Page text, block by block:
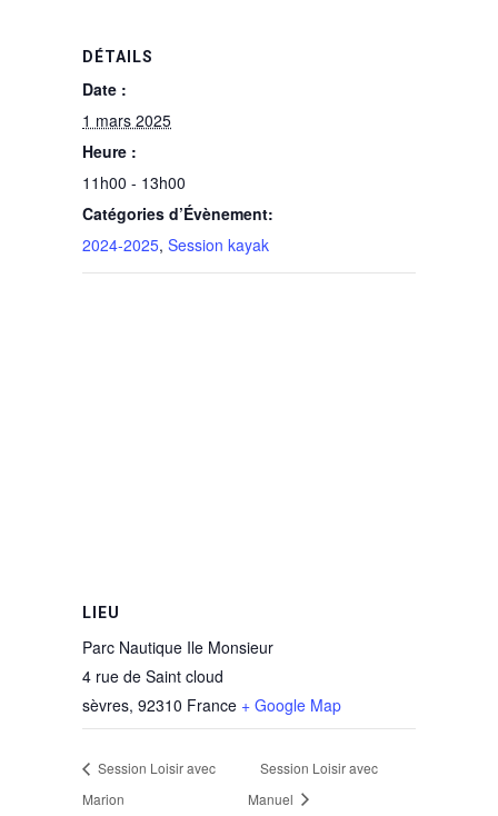
DÉTAILS
Date :
1 mars 2025
Heure :
11h00 - 13h00
Catégories d’Évènement:
2024-2025, Session kayak
LIEU
Parc Nautique Ile Monsieur
4 rue de Saint cloud
sèvres, 92310 France + Google Map
Session Loisir avec
Marion
Session Loisir avec
Manuel